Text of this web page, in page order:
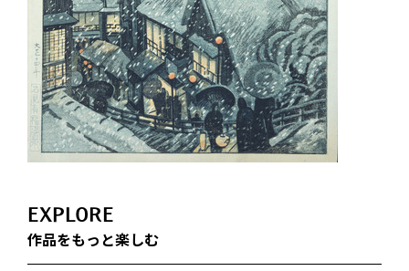
EXPLORE
作品をもっと楽しむ